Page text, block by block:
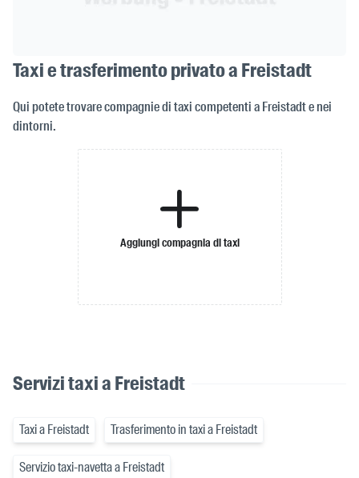
Taxi e trasferimento privato a Freistadt
Qui potete trovare compagnie di taxi competenti a Freistadt e nei
dintorni.
Aggiungi compagnia di taxi
Servizi taxi a Freistadt
Taxi a Freistadt Trasferimento in taxi a Freistadt
Servizio taxi-navetta a Freistadt